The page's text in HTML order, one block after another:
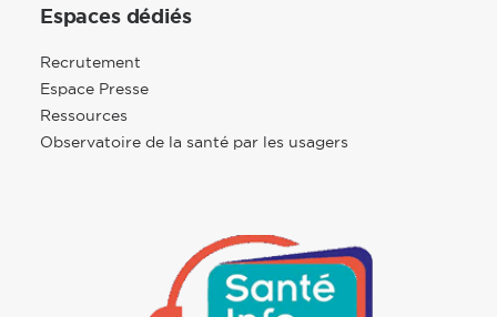
Espaces dédiés
Recrutement
Espace Presse
Ressources
Observatoire de la santé par les usagers